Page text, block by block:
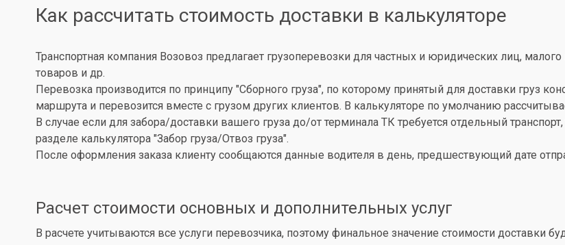
Как рассчитать стоимость доставки в калькуляторе
Транспортная компания Возовоз предлагает грузоперевозки для частных и юридических лиц,
товаров и др.
Перевозка производится по принципу "Сборного груза", по которому принятый для доставки груз
маршрута и перевозится вместе с грузом других клиентов. В калькуляторе по умолчанию
В случае если для забора/доставки вашего груза до/от терминала ТК требуется отдельный
разделе калькулятора "Забор груза/Отвоз груза".
После оформления заказа клиенту сообщаются данные водителя в день, предшествующий дате
Расчет стоимости основных и дополнительных услуг
В расчете учитываются все услуги перевозчика, поэтому финальное значение стоимости доставки